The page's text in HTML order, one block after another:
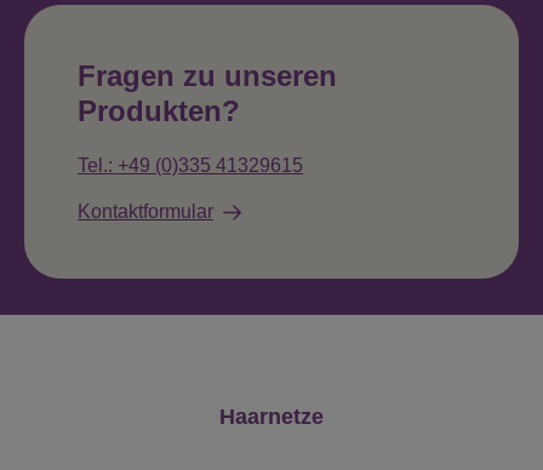
Fragen zu unseren
Produkten?
Tel.: +49 (0)335 41329615
Kontaktformular
Produktgalerie überspringen
Haarnetze